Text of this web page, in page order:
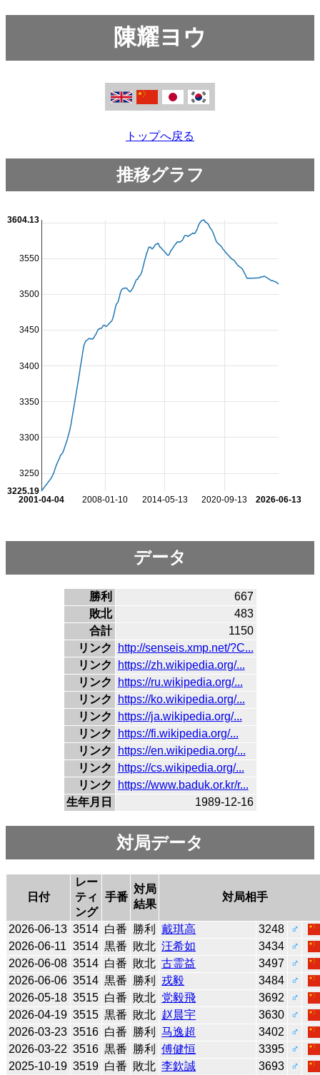
陳耀ヨウ
トップへ戻る
推移グラフ
2008-01-10 2014-05-13 2020-09-13
2001-04-04 2026-06-13
3250
3300
3350
3400
3450
3500
3550
3225.19
3604.13
データ
勝利
667
敗北
483
合計
1150
リンク
http://senseis.xmp.net/?C...
リンク
https://zh.wikipedia.org/...
リンク
https://ru.wikipedia.org/...
リンク
https://ko.wikipedia.org/...
リンク
https://ja.wikipedia.org/...
リンク
https://fi.wikipedia.org/...
リンク
https://en.wikipedia.org/...
リンク
https://cs.wikipedia.org/...
リンク
https://www.baduk.or.kr/r...
生年月日
1989-12-16
対局データ
日付
レー
ティ
ング
手番
対局
結果
対局相手
2026-06-13 3514 白番 勝利 戴琪高 3248
♂
2026-06-11 3514 黒番 敗北 汪希如 3434
♂
2026-06-08 3514 白番 敗北 古霊益 3497
♂
2026-06-06 3514 黒番 勝利 戎毅 3484
♂
2026-05-18 3515 白番 敗北 党毅飛 3692
♂
2026-04-19 3515 黒番 敗北 赵晨宇 3630
♂
2026-03-23 3516 白番 勝利 马逸超 3402
♂
2026-03-22 3516 黒番 勝利 傅健恒 3395
♂
2025-10-19 3519 白番 敗北 李欽誠 3693
♂